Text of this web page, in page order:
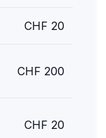
CHF 20
CHF 200
CHF 20